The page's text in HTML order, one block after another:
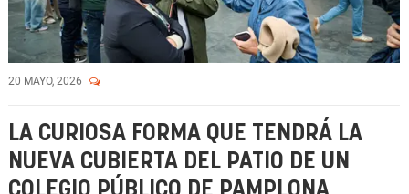
20 MAYO, 2026
LA CURIOSA FORMA QUE TENDRÁ LA
NUEVA CUBIERTA DEL PATIO DE UN